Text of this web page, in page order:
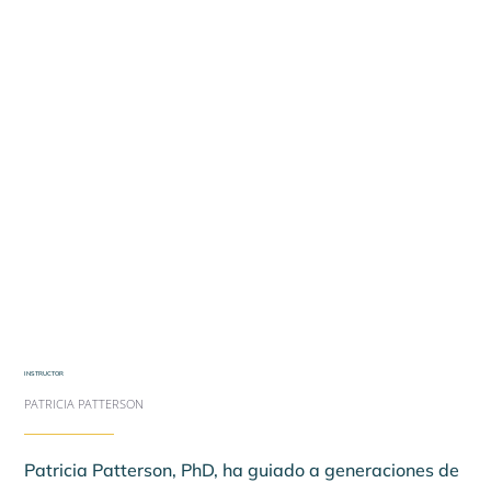
INSTRUCTOR
PATRICIA PATTERSON
Patricia Patterson, PhD, ha guiado a generaciones de